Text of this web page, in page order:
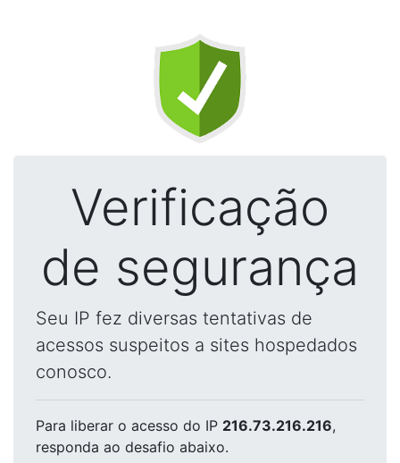
Verificação
de segurança
Seu IP fez diversas tentativas de
acessos suspeitos a sites hospedados
conosco.
Para liberar o acesso do IP 216.73.216.216,
responda ao desafio abaixo.